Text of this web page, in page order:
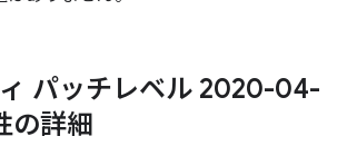
パッチレベル 2020-04-
の詳細